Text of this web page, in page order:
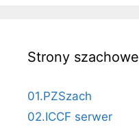
Strony szachowe
01.PZSzach
02.ICCF serwer